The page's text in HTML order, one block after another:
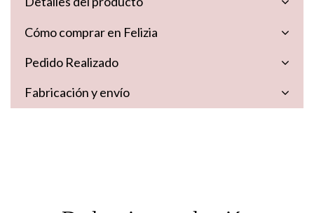
Cómo comprar en Felizia
Pedido Realizado
Fabricación y envío